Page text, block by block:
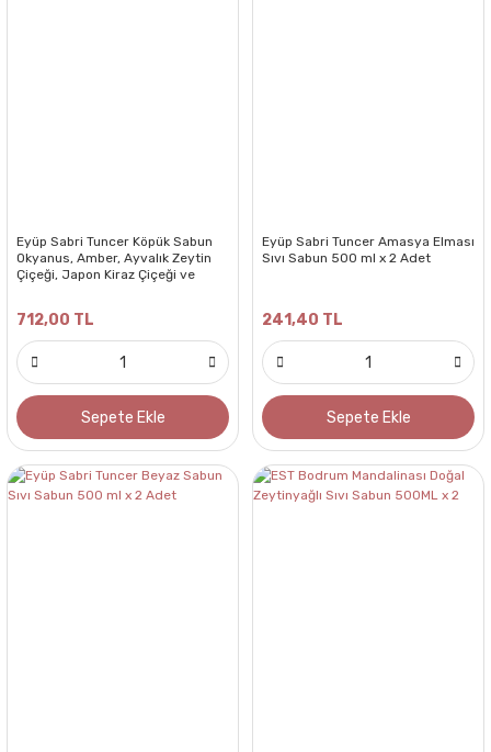
Eyüp Sabri Tuncer Köpük Sabun
Okyanus, Amber, Ayvalık Zeytin
Çiçeği, Japon Kiraz Çiçeği ve
712,00 TL
Sepete Ekle
Eyüp Sabri Tuncer Amasya Elması
Sıvı Sabun 500 ml x 2 Adet
241,40 TL
Sepete Ekle